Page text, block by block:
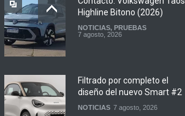
Highline Bitono (2026)
NOTICIAS, PRUEBAS
7 agosto, 2026
Filtrado por completo el
diseño del nuevo Smart #2
NOTICIAS 7 agosto, 2026